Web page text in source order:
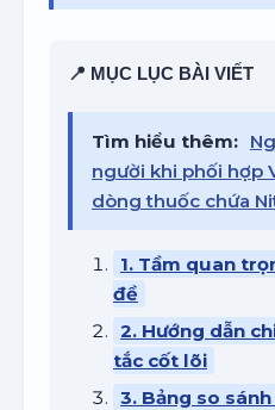
📍 MỤC LỤC BÀI VIẾT
Tìm hiểu thêm:
người khi phối hợp
dòng thuốc chứa
1. Tầm quan
đề
2. Hướng dẫn
tắc cốt lõi
3. Bảng so